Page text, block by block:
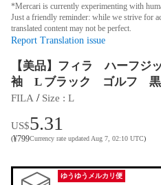
*Mercari is currently experimenting with
Just a friendly reminder: while we strive for
translated content may not be perfect.
Report Translation issue
【美品】フィラ ハーフ
袖 L ブラック ゴルフ
FILA / Size : L
US$5.31
(¥799Currency rate updated Aug 7, 02:10 UTC)
ゆうゆうメルカリ便